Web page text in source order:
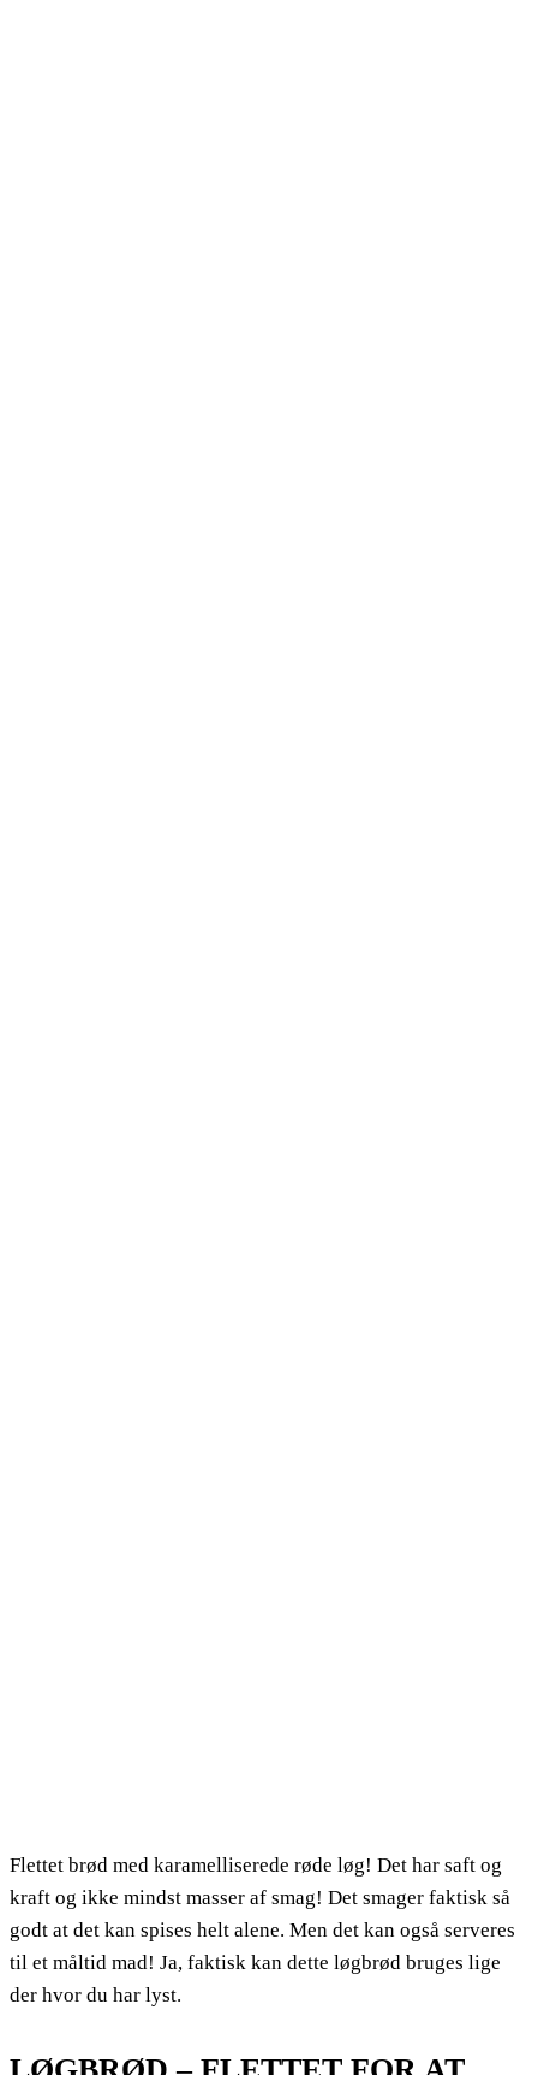
Flettet brød med karamelliserede røde løg! Det har saft og
kraft og ikke mindst masser af smag! Det smager faktisk så
godt at det kan spises helt alene. Men det kan også serveres
til et måltid mad! Ja, faktisk kan dette løgbrød bruges lige
der hvor du har lyst.